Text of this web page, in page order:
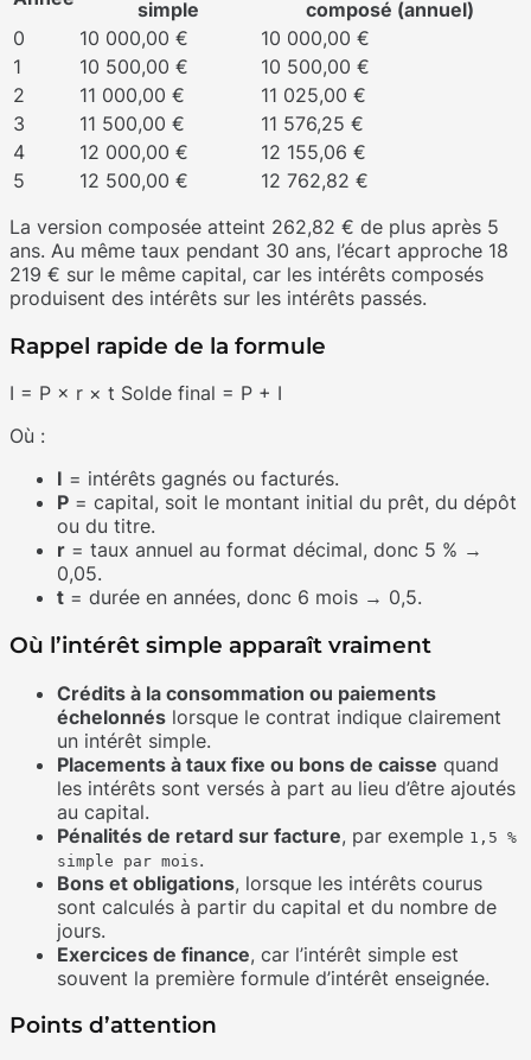
simple
composé (annuel)
0
10 000,00 €
10 000,00 €
1
10 500,00 €
10 500,00 €
2
11 000,00 €
11 025,00 €
3
11 500,00 €
11 576,25 €
4
12 000,00 €
12 155,06 €
5
12 500,00 €
12 762,82 €
La version composée atteint 262,82 € de plus après 5
ans. Au même taux pendant 30 ans, l’écart approche 18
219 € sur le même capital, car les intérêts composés
produisent des intérêts sur les intérêts passés.
Rappel rapide de la formule
I = P × r × t Solde final = P + I
Où :
I = intérêts gagnés ou facturés.
P = capital, soit le montant initial du prêt, du dépôt
ou du titre.
r = taux annuel au format décimal, donc 5 % →
0,05.
t = durée en années, donc 6 mois → 0,5.
Où l’intérêt simple apparaît vraiment
Crédits à la consommation ou paiements
échelonnés lorsque le contrat indique clairement
un intérêt simple.
Placements à taux fixe ou bons de caisse quand
les intérêts sont versés à part au lieu d’être ajoutés
au capital.
Pénalités de retard sur facture, par exemple 1,5 %
simple par mois.
Bons et obligations, lorsque les intérêts courus
sont calculés à partir du capital et du nombre de
jours.
Exercices de finance, car l’intérêt simple est
souvent la première formule d’intérêt enseignée.
Points d’attention